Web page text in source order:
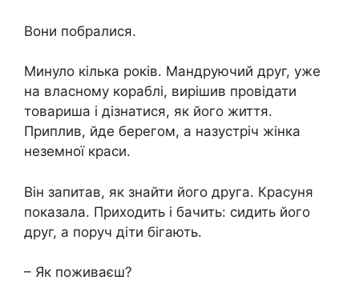
Вони побралися.
Минуло кілька років. Мандруючий друг, уже
на власному кораблі, вирішив провідати
товариша і дізнатися, як його життя.
Приплив, йде берегом, а назустріч жінка
неземної краси.
Він запитав, як знайти його друга. Красуня
показала. Приходить і бачить: сидить його
друг, а поруч діти бігають.
– Як поживаєш?